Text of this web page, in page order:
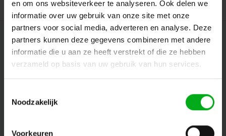
en om ons websiteverkeer te analyseren. Ook delen we
informatie over uw gebruik van onze site met onze
partners voor social media, adverteren en analyse. Deze
partners kunnen deze gegevens combineren met andere
informatie die u aan ze heeft verstrekt of die ze hebben
verzameld op basis van uw gebruik van hun services.
Noodzakelijk
Voorkeuren
Newsletter